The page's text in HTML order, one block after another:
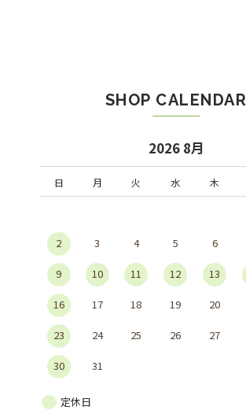
SHOP CALENDAR
2026 8月
日 月 火 水 木
2 3 4 5 6
9 10 11 12 13
16 17 18 19 20
23 24 25 26 27
30 31
定休日